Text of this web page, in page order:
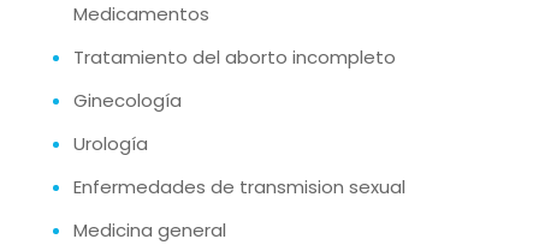
Medicamentos
Tratamiento del aborto incompleto
Ginecología
Urología
Enfermedades de transmision sexual
Medicina general